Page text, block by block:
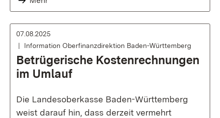
07.08.2025
Information Oberfinanzdirektion Baden-Württemberg
Betrügerische Kostenrechnungen
im Umlauf
Die Landesoberkasse Baden-Württemberg
weist darauf hin, dass derzeit vermehrt